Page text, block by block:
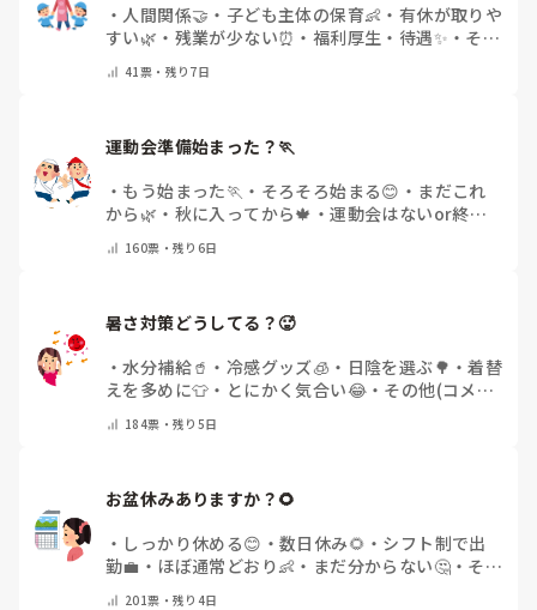
・ 人間関係🤝 ・ 子ども主体の保育👶 ・ 有休が取りや
すい🌿 ・ 残業が少ない⏰ ・ 福利厚生・待遇✨ ・ その
41 票・ 残り7日
運動会準備始まった？🏃
・ もう始まった🏃 ・ そろそろ始まる😊 ・ まだこれ
から🌿 ・ 秋に入ってから🍁 ・運動会はないor終わ
160票・残り6日
暑さ対策どうしてる？🥵
・水分補給🥤 ・ 冷感グッズ🧊 ・ 日陰を選ぶ🌳 ・着替
えを多めに👕 ・ とにかく気合い😂・ その他(コメン
184票・残り5日
お盆休みありますか？🌻
・ しっかり休める😊 ・ 数日休み🌻 ・ シフト制で出
勤💼 ・ ほぼ通常どおり👶 ・ まだ分からない🤔・ その
201票・残り4日